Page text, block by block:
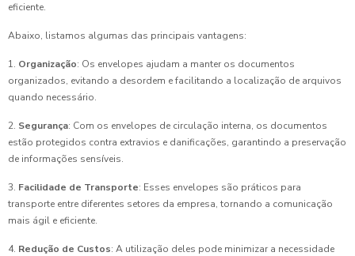
eficiente.
Abaixo, listamos algumas das principais vantagens:
1. Organização: Os envelopes ajudam a manter os documentos
organizados, evitando a desordem e facilitando a localização de arquivos
quando necessário.
2. Segurança: Com os envelopes de circulação interna, os documentos
estão protegidos contra extravios e danificações, garantindo a preservação
de informações sensíveis.
3. Facilidade de Transporte: Esses envelopes são práticos para
transporte entre diferentes setores da empresa, tornando a comunicação
mais ágil e eficiente.
4. Redução de Custos: A utilização deles pode minimizar a necessidade